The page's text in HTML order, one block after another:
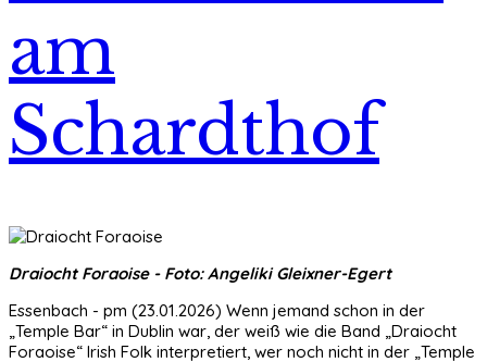
am
Schardthof
Draiocht Foraoise - Foto: Angeliki Gleixner-Egert
Essenbach - pm (23.01.2026) Wenn jemand schon in der
„Temple Bar“ in Dublin war, der weiß wie die Band „Draiocht
Foraoise“ Irish Folk interpretiert, wer noch nicht in der „Temple